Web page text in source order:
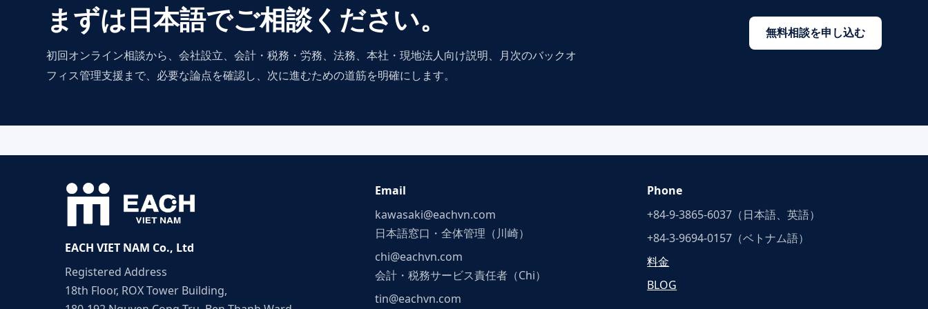
まずは日本語でご相談ください。
初回オンライン相談から、会社設立、会計・税務・労務、法務、本社・現地法人向け説明、月次のバックオ
フィス管理支援まで、必要な論点を確認し、次に進むための道筋を明確にします。
無料相談を申し込む
EACH VIET NAM Co., Ltd
Registered Address
18th Floor, ROX Tower Building,
Email
kawasaki@eachvn.com
日本語窓口・全体管理（川崎）
chi@eachvn.com
会計・税務サービス責任者（Chi）
tin@eachvn.com
Phone
+84-9-3865-6037（日本語、英語）
+84-3-9694-0157（ベトナム語）
料金
BLOG